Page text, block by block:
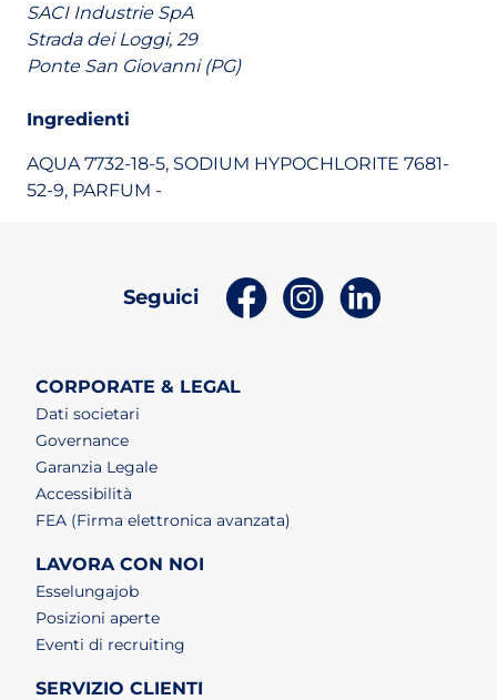
SACI Industrie SpA
Strada dei Loggi, 29
Ponte San Giovanni (PG)
Ingredienti
AQUA 7732-18-5, SODIUM HYPOCHLORITE 7681-
52-9, PARFUM -
Seguici (apri in un nuovo tab)
(apri in un nuovo
CORPORATE & LEGAL
Dati societari
Governance
Garanzia Legale
Accessibilità
FEA (Firma elettronica avanzata)
LAVORA CON NOI
Esselungajob(apri in un nuovo tab)
Posizioni aperte(apri in un nuovo tab)
Eventi di recruiting
SERVIZIO CLIENTI